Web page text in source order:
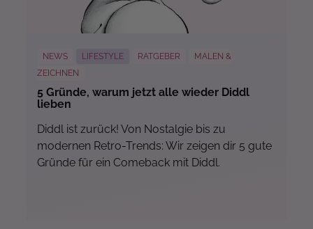
NEWS LIFESTYLE RATGEBER
MALEN &
ZEICHNEN
5 Gründe, warum jetzt alle wieder Diddl
lieben
Diddl ist zurück! Von Nostalgie bis zu
modernen Retro-Trends: Wir zeigen dir 5 gute
Gründe für ein Comeback mit Diddl.